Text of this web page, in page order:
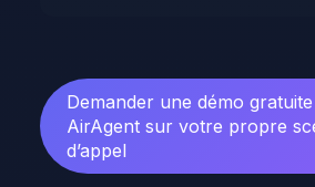
Demander une démo gratuite
AirAgent sur votre propre
d’appel